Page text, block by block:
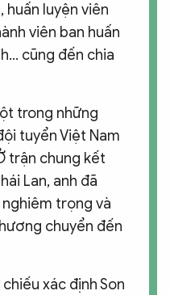
huấn luyện viên
viên ban huấn
cũng đến chia
trong những
tuyển Việt Nam
trận chung kết
Lan, anh đã
trọng và
chuyển đến
xác định Son